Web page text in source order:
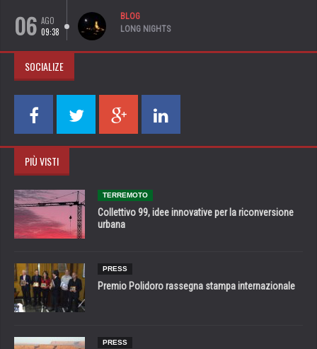
06 AGO
09:38
BLOG
LONG NIGHTS
SOCIALIZE
PIÙ VISTI
TERREMOTO
Collettivo 99, idee innovative per la riconversione
urbana
PRESS
Premio Polidoro rassegna stampa internazionale
PRESS